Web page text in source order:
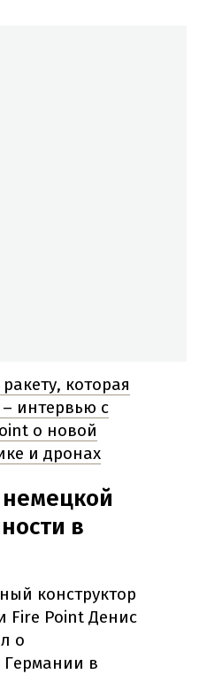
которая
интервью с
о новой
и дронах
немецкой
в
конструктор
Fire Point Денис
о
Германии в